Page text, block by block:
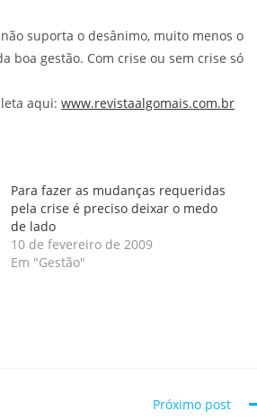
suporta o desânimo, muito menos o
boa gestão. Com crise ou sem crise só
aqui: www.revistaalgomais.com.br
Para fazer as mudanças requeridas
pela crise é preciso deixar o medo
de lado
10 de fevereiro de 2009
Em "Gestão"
Próximo post